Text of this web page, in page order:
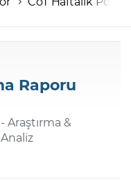
Raporu
- Araştırma &
Analiz